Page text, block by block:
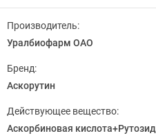
Производитель:
Уралбиофарм ОАО
Бренд:
Аскорутин
Действующее вещество:
Аскорбиновая кислота+Рутозид